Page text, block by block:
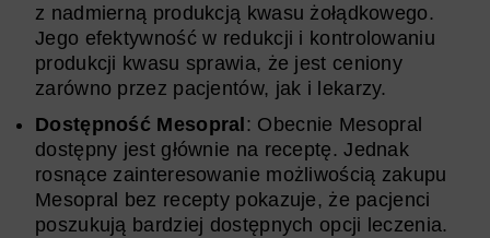
z nadmierną produkcją kwasu żołądkowego.
Jego efektywność w redukcji i kontrolowaniu
produkcji kwasu sprawia, że jest ceniony
zarówno przez pacjentów, jak i lekarzy.
Dostępność Mesopral: Obecnie Mesopral
dostępny jest głównie na receptę. Jednak
rosnące zainteresowanie możliwością zakupu
Mesopral bez recepty pokazuje, że pacjenci
poszukują bardziej dostępnych opcji leczenia.